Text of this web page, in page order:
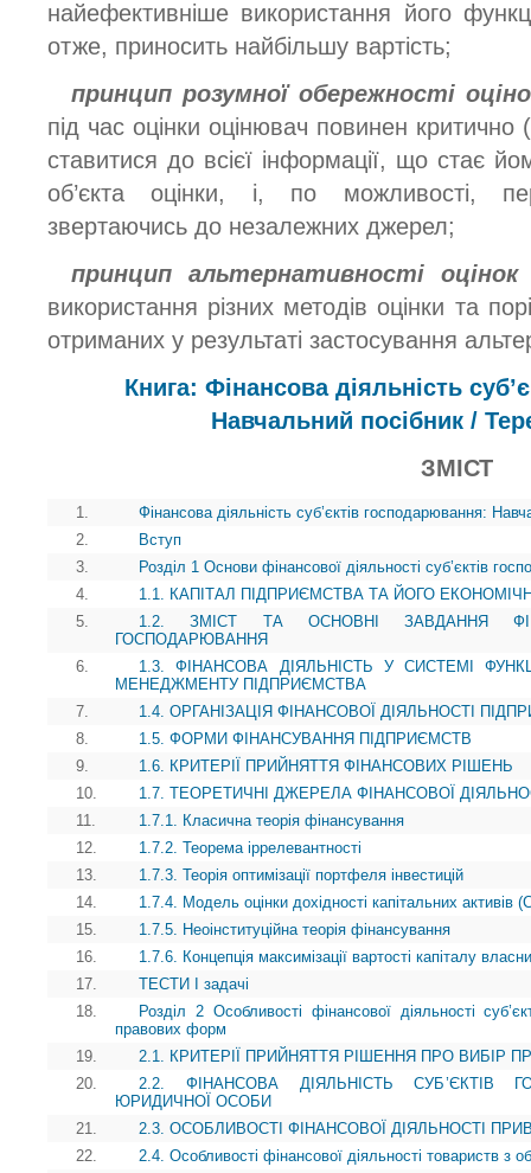
найефективніше використання його
отже, приносить найбільшу вартість;
принцип розумної обережності
під час оцінки оцінювач повинен
ставитися до всієї інформації, що стає
об’єкта оцінки, і, по можливості,
звертаючись до незалежних джерел;
принцип альтернативності оцінок
використання різних методів оцінки та
отриманих у результаті застосування
Книга: Фінансова діяльність
Навчальний посібник /
ЗМІСТ
1.
Фінансова діяльність суб’єктів господарювання:
2.
Вступ
3.
Розділ 1 Основи фінансової діяльності суб’єктів
4.
1.1. КАПІТАЛ ПІДПРИЄМСТВА ТА ЙОГО
5.
1.2. ЗМІСТ ТА ОСНОВНІ ЗАВДАННЯ
ГОСПОДАРЮВАННЯ
6.
1.3. ФІНАНСОВА ДІЯЛЬНІСТЬ У СИСТЕМІ
МЕНЕДЖМЕНТУ ПІДПРИЄМСТВА
7.
1.4. ОРГАНІЗАЦІЯ ФІНАНСОВОЇ ДІЯЛЬНОСТІ
8.
1.5. ФОРМИ ФІНАНСУВАННЯ ПІДПРИЄМСТВ
9.
1.6. КРИТЕРІЇ ПРИЙНЯТТЯ ФІНАНСОВИХ РІШЕНЬ
10.
1.7. ТЕОРЕТИЧНІ ДЖЕРЕЛА ФІНАНСОВОЇ
11.
1.7.1. Класична теорія фінансування
12.
1.7.2. Теорема іррелевантності
13.
1.7.3. Теорія оптимізації портфеля інвестицій
14.
1.7.4. Модель оцінки дохідності капітальних активів
15.
1.7.5. Неоінституційна теорія фінансування
16.
1.7.6. Концепція максимізації вартості капіталу
17.
ТЕСТИ І задачі
18.
Розділ 2 Особливості фінансової діяльності
правових форм
19.
2.1. КРИТЕРІЇ ПРИЙНЯТТЯ РІШЕННЯ ПРО ВИБІР
20.
2.2. ФІНАНСОВА ДІЯЛЬНІСТЬ СУБ’ЄКТІВ
ЮРИДИЧНОЇ ОСОБИ
21.
2.3. ОСОБЛИВОСТІ ФІНАНСОВОЇ ДІЯЛЬНОСТІ
22.
2.4. Особливості фінансової діяльності товариств з